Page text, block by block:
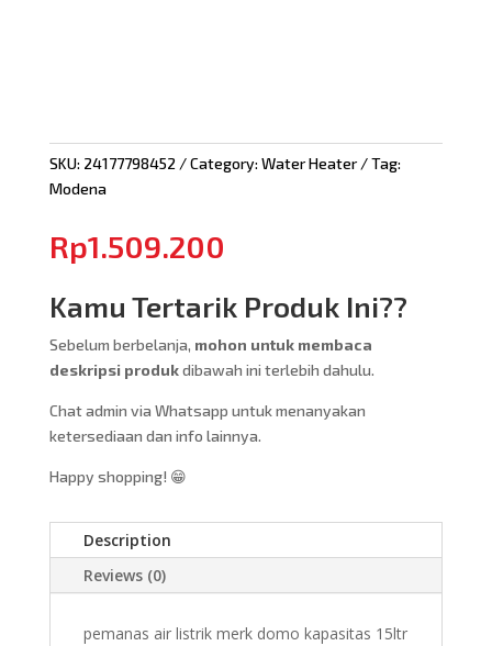
SKU: 24177798452 Category: Water Heater
Tag:
Modena
Rp1.509.200
Kamu Tertarik Produk Ini??
Sebelum berbelanja, mohon untuk membaca
deskripsi produkdibawah ini terlebih dahulu.
Chat admin via Whatsapp untuk menanyakan
ketersediaan dan info lainnya.
Happy shopping! 😁
Description
Reviews (0)
pemanas air listrik merk domo kapasitas 15ltr